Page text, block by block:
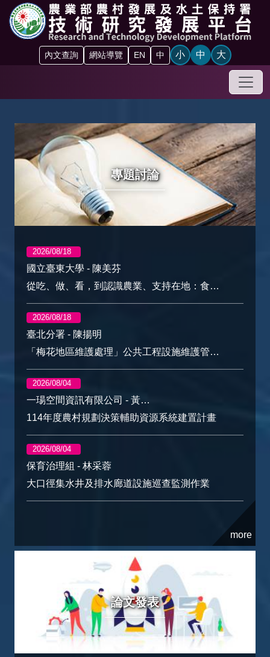
跳到主要內容區塊
內文查詢 網站導覽 EN 中 小 中 大
手機
專題討論
2026/08/18
國立臺東大學 - 陳美芬
從吃、做、看，到認識農業、支持在地：食農教育核心重點與盲點
2026/08/18
臺北分署 - 陳揚明
「梅花地區維護處理」公共工程設施維護管理經驗分享
2026/08/04
一瑒空間資訊有限公司 - 黃孟偉
114年度農村規劃決策輔助資源系統建置計畫
2026/08/04
保育治理組 - 林采蓉
大口徑集水井及排水廊道設施巡查監測作業
論文發表